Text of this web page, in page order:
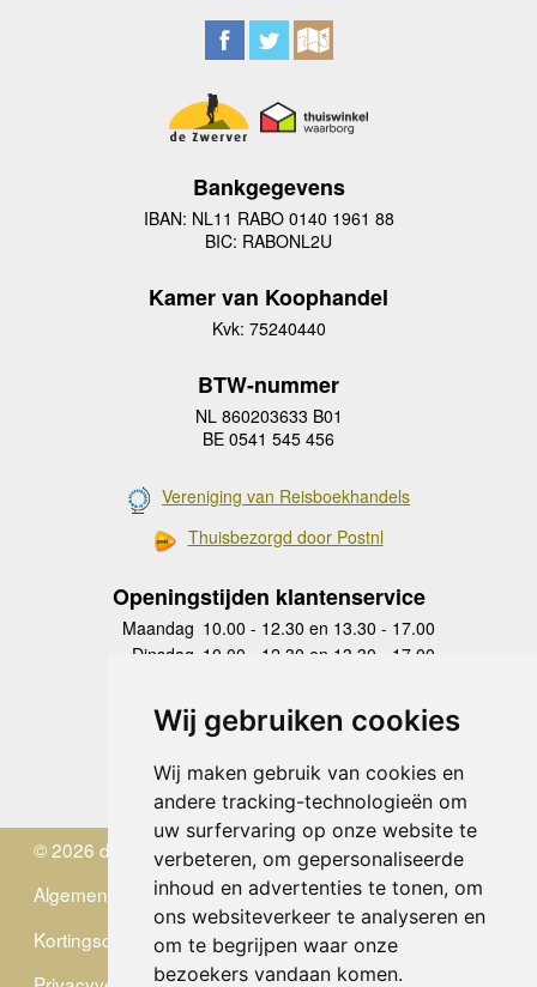
Wij gebruiken cookies
Wij maken gebruik van cookies en
andere tracking-technologieën om
uw surfervaring op onze website te
verbeteren, om gepersonaliseerde
inhoud en advertenties te tonen, om
ons websiteverkeer te analyseren en
om te begrijpen waar onze
bezoekers vandaan komen.
Bankgegevens
IBAN: NL11 RABO 0140 1961 88
BIC: RABONL2U
Kamer van Koophandel
Kvk: 75240440
BTW-nummer
NL 860203633 B01
BE 0541 545 456
Vereniging van Reisboekhandels
Thuisbezorgd door Postnl
Openingstijden klantenservice
Maandag 10.00 - 12.30 en 13.30 - 17.00
Dinsdag 10.00 - 12.30 en 13.30 - 17.00
Donderdag
10.00 - 12.30 en 13.30 - 17.00
Vrijdag 10.00 - 12.30 en 13.30 - 17.00
Zaterdag
gesloten
Zondag gesloten
© 2026 de Zwerver
Algemene Voorwaarden
Kortingscode